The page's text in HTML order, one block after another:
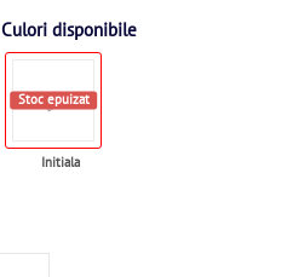
Culori disponibile
Stoc epuizat
Initiala